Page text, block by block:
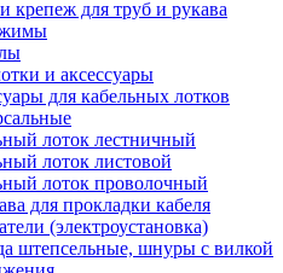
крепеж для труб и рукава
и аксессуары
для кабельных лотков
лоток лестничный
лоток листовой
лоток проволочный
для прокладки кабеля
(электроустановка)
штепсельные, шнуры с вилкой